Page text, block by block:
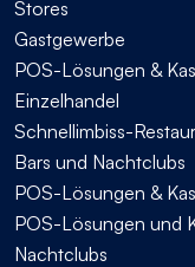
Stores
Gastgewerbe
POS-Lösungen &
Einzelhandel
Schnellimbiss-
Bars und Nachtclubs
POS-Lösungen &
POS-Lösungen und
Nachtclubs